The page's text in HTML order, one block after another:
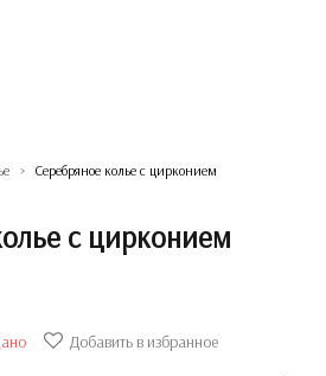
Серебряное колье с цирконием
с цирконием
Добавить в избранное